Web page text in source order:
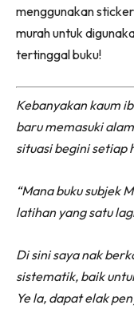
menggunakan
murah untuk
tertinggal buku!
Kebanyakan kaum
baru memasuki
situasi begini setiap
“Mana buku subjek
latihan yang satu
Di sini saya nak
sistematik, baik
Ye la, dapat elak